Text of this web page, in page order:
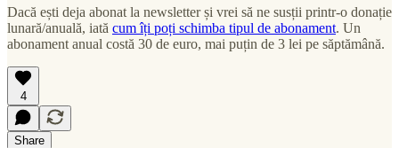
Dacă ești deja abonat la newsletter și vrei să ne susții printr-o donație
lunară/anuală, iată cum îți poți schimba tipul de abonament. Un
abonament anual costă 30 de euro, mai puțin de 3 lei pe săptămână.
4
Share